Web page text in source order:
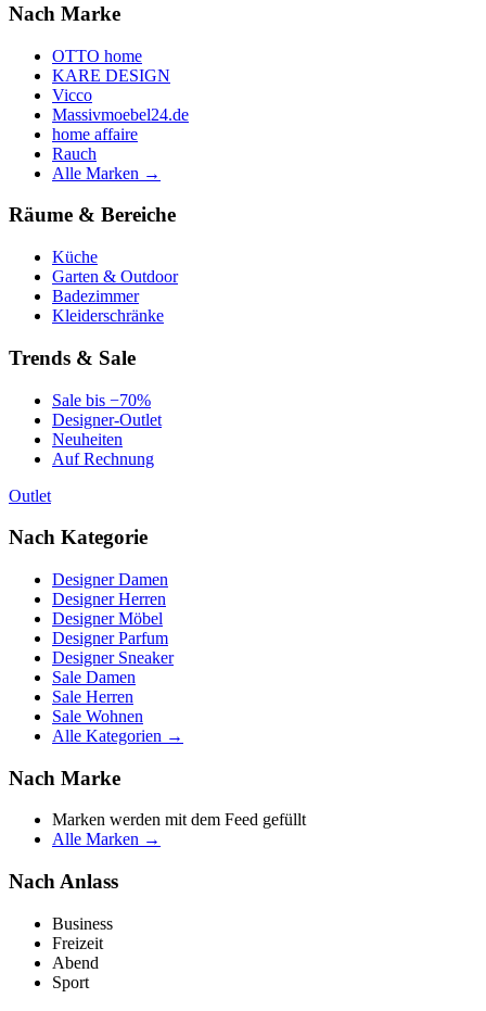
Nach Marke
OTTO home
KARE DESIGN
Vicco
Massivmoebel24.de
home affaire
Rauch
Alle Marken →
Räume & Bereiche
Küche
Garten & Outdoor
Badezimmer
Kleiderschränke
Trends & Sale
Sale bis −70%
Designer-Outlet
Neuheiten
Auf Rechnung
Outlet
Nach Kategorie
Designer Damen
Designer Herren
Designer Möbel
Designer Parfum
Designer Sneaker
Sale Damen
Sale Herren
Sale Wohnen
Alle Kategorien →
Nach Marke
Marken werden mit dem Feed gefüllt
Alle Marken →
Nach Anlass
Business
Freizeit
Abend
Sport